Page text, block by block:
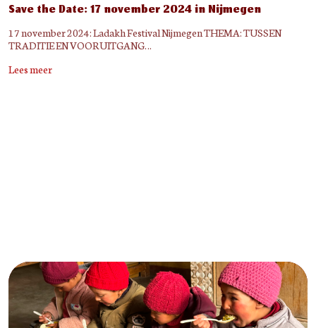
Save the Date: 17 november 2024 in Nijmegen
17 november 2024: Ladakh Festival Nijmegen THEMA: TUSSEN
TRADITIE EN VOORUITGANG…
Lees meer